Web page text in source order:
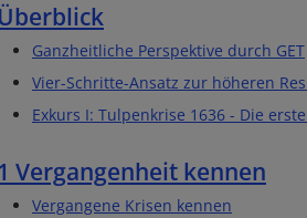
Überblick
Ganzheitliche Perspektive durch GET
Vier-Schritte-Ansatz zur höheren
Exkurs I: Tulpenkrise 1636 - Die
1 Vergangenheit kennen
Vergangene Krisen kennen